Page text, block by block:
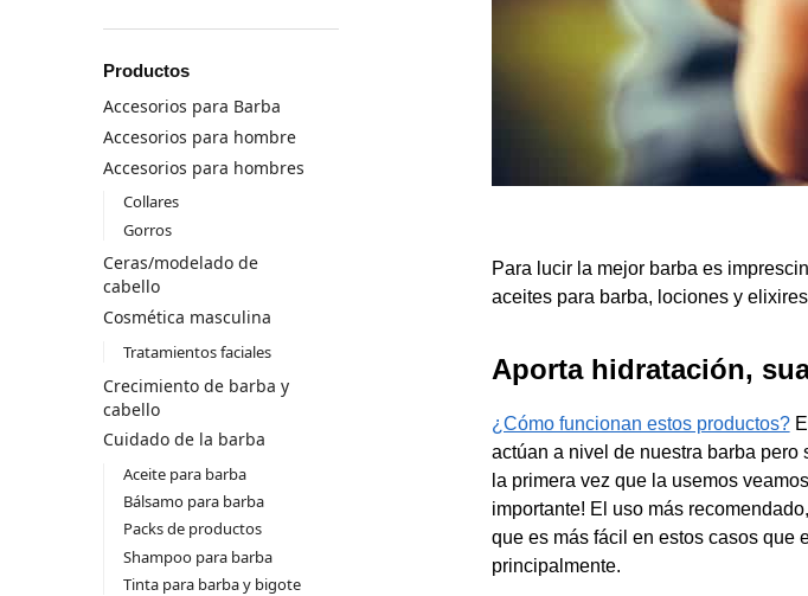
Para lucir la mejor barba es
aceites para barba, lociones y
Aporta hidratación,
¿Cómo funcionan estos productos?
actúan a nivel de nuestra barba
la primera vez que la usemos
importante! El uso más
que es más fácil en estos casos que
principalmente.
Productos
Accesorios para Barba
Accesorios para hombre
Accesorios para hombres
Collares
Gorros
Ceras/modelado de
cabello
Cosmética masculina
Tratamientos faciales
Crecimiento de barba y
cabello
Cuidado de la barba
Aceite para barba
Bálsamo para barba
Packs de productos
Shampoo para barba
Tinta para barba y bigote